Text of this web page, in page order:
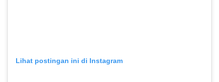
Lihat postingan ini di Instagram